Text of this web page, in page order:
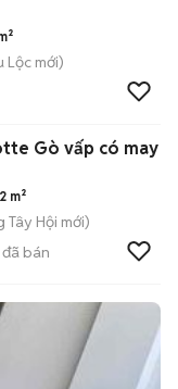
Lộc mới)
Gò vấp có may
m²
Tây Hội mới)
đã bán